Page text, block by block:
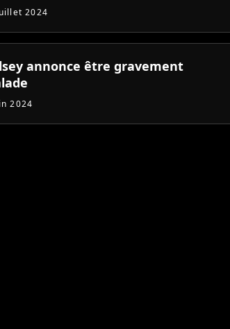
2024
annonce être gravement
2024